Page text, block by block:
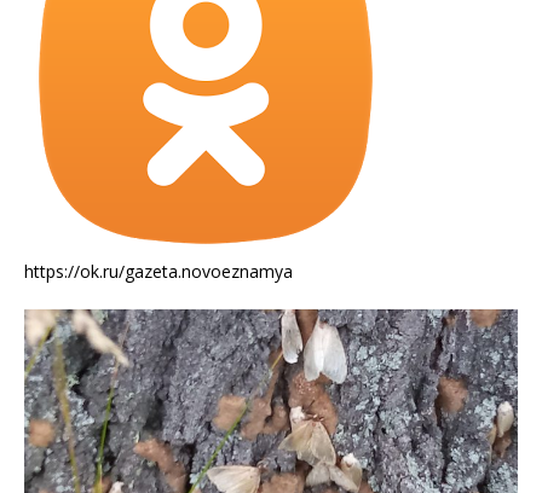
https://ok.ru/gazeta.novoeznamya